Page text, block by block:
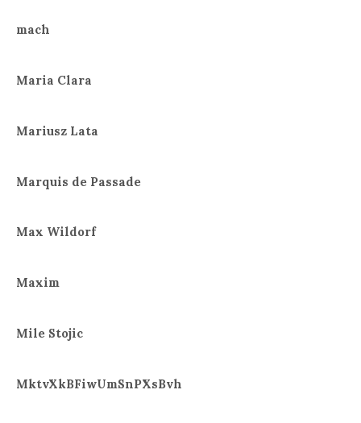
mach
Maria Clara
Mariusz Lata
Marquis de Passade
Max Wildorf
Maxim
Mile Stojic
MktvXkBFiwUmSnPXsBvh